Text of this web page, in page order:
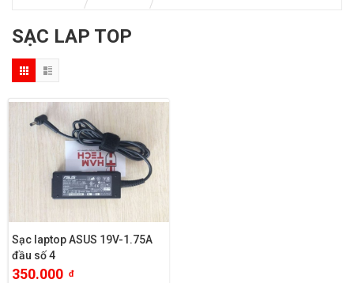
SẠC LAP TOP
Sạc laptop ASUS 19V-1.75A
đầu số 4
350.000 đ